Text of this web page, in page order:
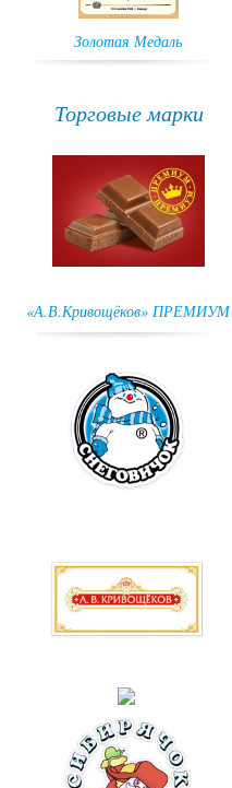
Золотая Медаль
Торговые марки
«А.В.Кривощёков» ПРЕМИУМ